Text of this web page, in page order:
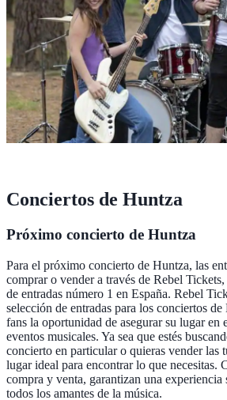
Conciertos de Huntza
Próximo concierto de Huntza
Para el próximo concierto de Huntza, las
comprar o vender a través de Rebel
de entradas número 1 en España. Rebel
selección de entradas para los conciertos
fans la oportunidad de asegurar su lugar en
eventos musicales. Ya sea que estés
concierto en particular o quieras vender las
lugar ideal para encontrar lo que necesitas.
compra y venta, garantizan una experiencia
todos los amantes de la música.